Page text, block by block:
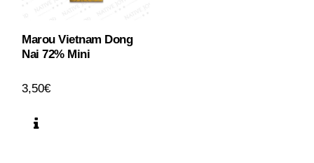
Marou Vietnam Dong
Nai 72% Mini
3,50€